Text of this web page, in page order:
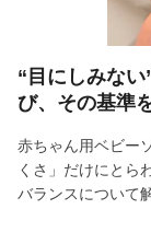
“目にしみな
び、その基準
赤ちゃん用ベビー
くさ」だけにとら
バランスについて